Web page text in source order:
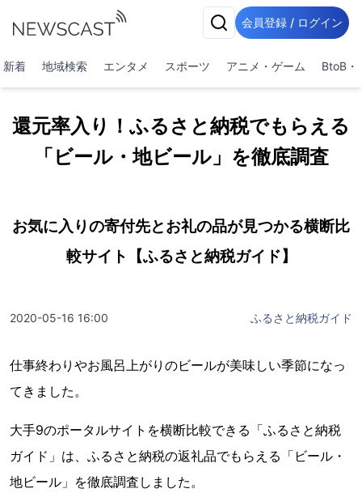
会員登録 / ログイン
新着 地域検索 エンタメ スポーツ アニメ・ゲーム BtoB・
還元率入り！ふるさと納税でもらえる
「ビール・地ビール」を徹底調査
お気に入りの寄付先とお礼の品が見つかる横断比
較サイト【ふるさと納税ガイド】
2020-05-16 16:00 ふるさと納税ガイド
仕事終わりやお風呂上がりのビールが美味しい季節になっ
てきました。
大手9のポータルサイトを横断比較できる「ふるさと納税
ガイド」は、ふるさと納税の返礼品でもらえる「ビール・
地ビール」を徹底調査しました。